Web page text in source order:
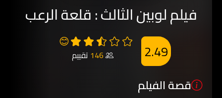
فيلم لوبين الثالث : قلعة الرعب
😊
146 تقييم 2.49
قصة الفيلم